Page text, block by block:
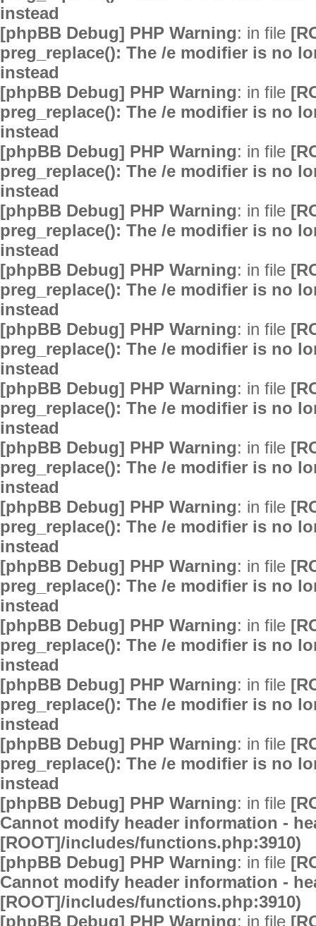
instead
[phpBB Debug] PHP Warning: in file
preg_replace(): The /e modifier is no
instead
[phpBB Debug] PHP Warning: in file
preg_replace(): The /e modifier is no
instead
[phpBB Debug] PHP Warning: in file
preg_replace(): The /e modifier is no
instead
[phpBB Debug] PHP Warning: in file
preg_replace(): The /e modifier is no
instead
[phpBB Debug] PHP Warning: in file
preg_replace(): The /e modifier is no
instead
[phpBB Debug] PHP Warning: in file
preg_replace(): The /e modifier is no
instead
[phpBB Debug] PHP Warning: in file
preg_replace(): The /e modifier is no
instead
[phpBB Debug] PHP Warning: in file
preg_replace(): The /e modifier is no
instead
[phpBB Debug] PHP Warning: in file
preg_replace(): The /e modifier is no
instead
[phpBB Debug] PHP Warning: in file
preg_replace(): The /e modifier is no
instead
[phpBB Debug] PHP Warning: in file
preg_replace(): The /e modifier is no
instead
[phpBB Debug] PHP Warning: in file
preg_replace(): The /e modifier is no
instead
[phpBB Debug] PHP Warning: in file
preg_replace(): The /e modifier is no
instead
[phpBB Debug] PHP Warning: in file
Cannot modify header information -
[ROOT]/includes/functions.php:3910)
[phpBB Debug] PHP Warning: in file
Cannot modify header information -
[ROOT]/includes/functions.php:3910)
[phpBB Debug] PHP Warning: in file